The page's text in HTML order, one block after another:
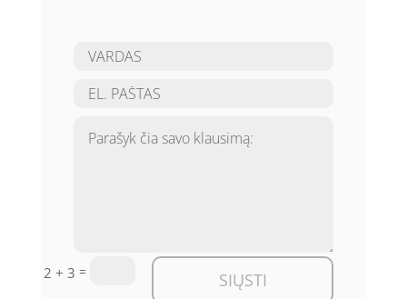
2 + 3 = SIŲSTI